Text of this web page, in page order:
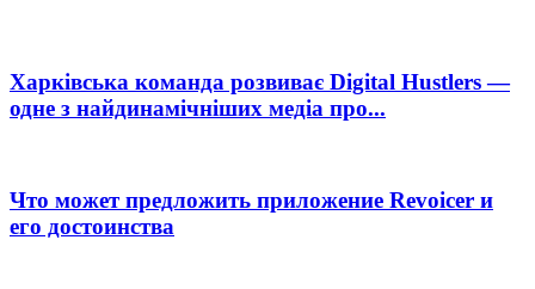
Харківська команда розвиває Digital Hustlers —
одне з найдинамічніших медіа про...
Что может предложить приложение Revoicer и
его достоинства